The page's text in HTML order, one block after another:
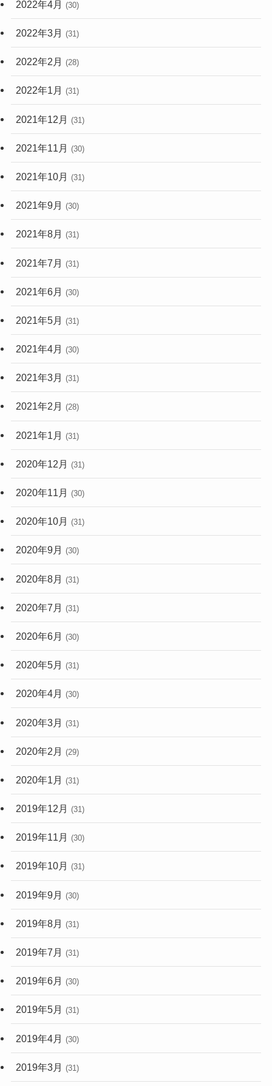
2022年4月 (30)
2022年3月 (31)
2022年2月 (28)
2022年1月 (31)
2021年12月 (31)
2021年11月 (30)
2021年10月 (31)
2021年9月 (30)
2021年8月 (31)
2021年7月 (31)
2021年6月 (30)
2021年5月 (31)
2021年4月 (30)
2021年3月 (31)
2021年2月 (28)
2021年1月 (31)
2020年12月 (31)
2020年11月 (30)
2020年10月 (31)
2020年9月 (30)
2020年8月 (31)
2020年7月 (31)
2020年6月 (30)
2020年5月 (31)
2020年4月 (30)
2020年3月 (31)
2020年2月 (29)
2020年1月 (31)
2019年12月 (31)
2019年11月 (30)
2019年10月 (31)
2019年9月 (30)
2019年8月 (31)
2019年7月 (31)
2019年6月 (30)
2019年5月 (31)
2019年4月 (30)
2019年3月 (31)